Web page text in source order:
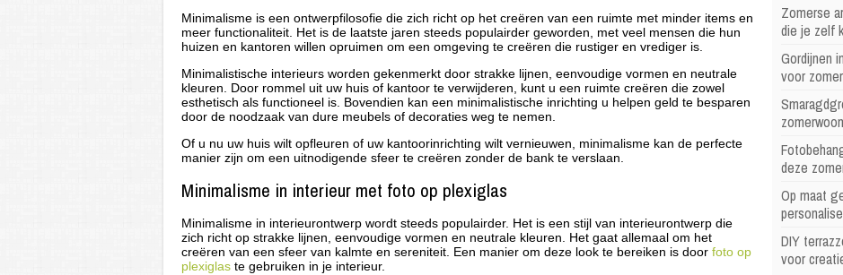
Minimalisme is een ontwerpfilosofie die zich richt op het creëren van een ruimte met minder items en
meer functionaliteit. Het is de laatste jaren steeds populairder geworden, met veel mensen die hun
huizen en kantoren willen opruimen om een omgeving te creëren die rustiger en vrediger is.
Minimalistische interieurs worden gekenmerkt door strakke lijnen, eenvoudige vormen en neutrale
kleuren. Door rommel uit uw huis of kantoor te verwijderen, kunt u een ruimte creëren die zowel
esthetisch als functioneel is. Bovendien kan een minimalistische inrichting u helpen geld te besparen
door de noodzaak van dure meubels of decoraties weg te nemen.
Of u nu uw huis wilt opfleuren of uw kantoorinrichting wilt vernieuwen, minimalisme kan de perfecte
manier zijn om een uitnodigende sfeer te creëren zonder de bank te verslaan.
Minimalisme in interieur met foto op plexiglas
Minimalisme in interieurontwerp wordt steeds populairder. Het is een stijl van interieurontwerp die
zich richt op strakke lijnen, eenvoudige vormen en neutrale kleuren. Het gaat allemaal om het
creëren van een sfeer van kalmte en sereniteit. Een manier om deze look te bereiken is door foto op
plexiglas te gebruiken in je interieur.
Zomerse
die je zelf
Gordijnen
voor
deze
Op maat
DIY
voor